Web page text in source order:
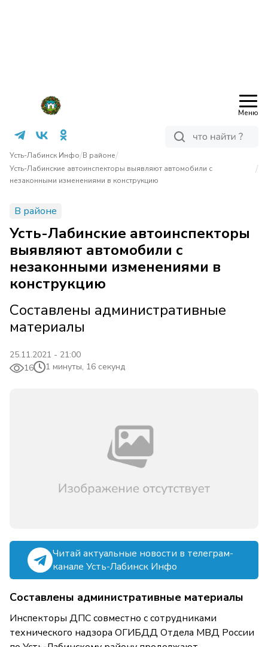
Меню
Усть-Лабинск Инфо/В районе/
Усть-Лабинские автоинспекторы выявляют автомобили с
незаконными изменениями в конструкцию
/
В районе
Усть-Лабинские автоинспекторы
выявляют автомобили с
незаконными изменениями в
конструкцию
Составлены административные
материалы
25.11.2021 - 21:00
16
1 минуты, 16 секунд
Читай актуальные новости в телеграм-
канале Усть-Лабинск Инфо
Составлены административные материалы
Инспекторы ДПС совместно с сотрудниками
технического надзора ОГИБДД Отдела МВД России